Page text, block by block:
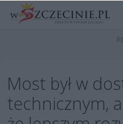
Most był w
technicznym,